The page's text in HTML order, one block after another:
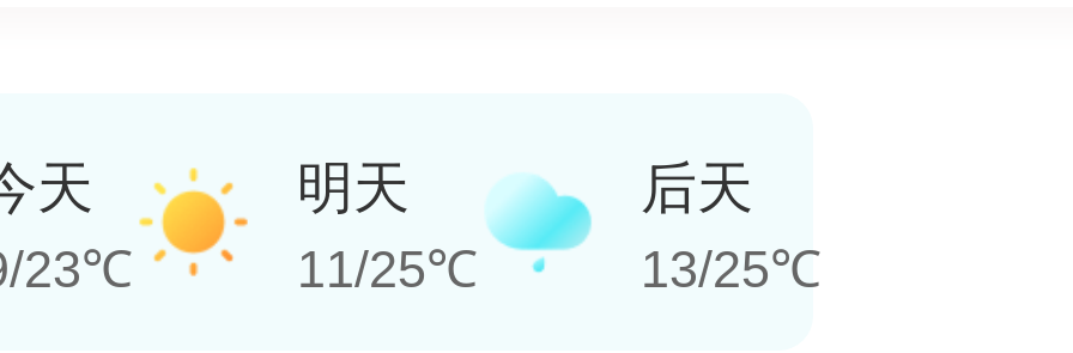
天
23℃
明天
11/25℃
后天
13/25℃